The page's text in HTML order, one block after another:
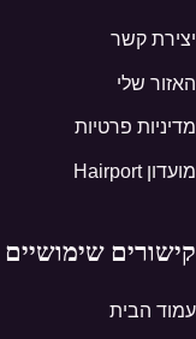
יצירת קשר
האזור שלי
מדיניות פרטיות
מועדון Hairport
קישורים שימושיים
עמוד הבית